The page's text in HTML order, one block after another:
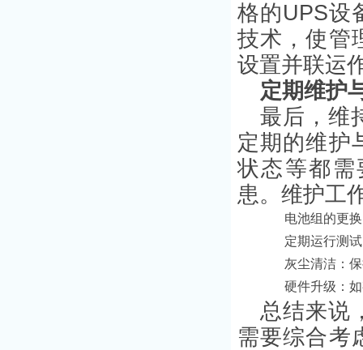
格的UPS设
技术，使管
设置并联运
定期维护
最后，维
定期的维护
状态等都
患。维护工
电池组的更
定期运行测
灰尘清洁：
硬件升级：
总结来说
需要综合考